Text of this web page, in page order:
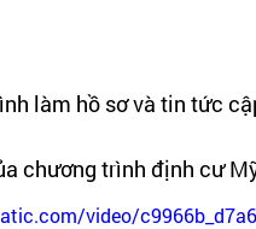
làm hồ sơ và tin tức
chương trình định cư
video/